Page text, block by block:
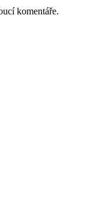
komentáře.